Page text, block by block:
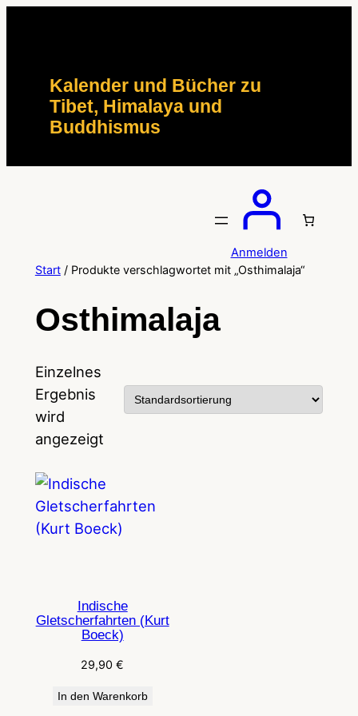
Kalender und Bücher zu
Tibet, Himalaya und
Buddhismus
Anmelden
Start/ Produkte verschlagwortet mit „Osthimalaja“
Osthimalaja
Einzelnes
Ergebnis
wird
angezeigt
Indische
Gletscherfahrten (Kurt
Boeck)
29,90€
In den Warenkorb